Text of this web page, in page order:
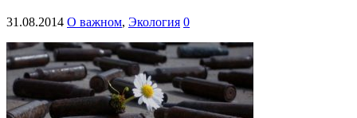
31.08.2014 О важном, Экология 0